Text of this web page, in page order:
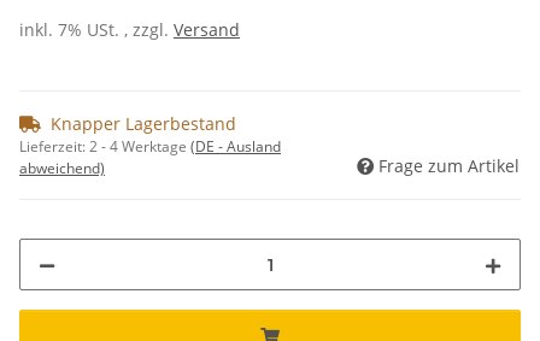
inkl. 7% USt. , zzgl. Versand
Knapper Lagerbestand
Lieferzeit:2 - 4 Werktage (DE - Ausland
abweichend)
Frage zum Artikel